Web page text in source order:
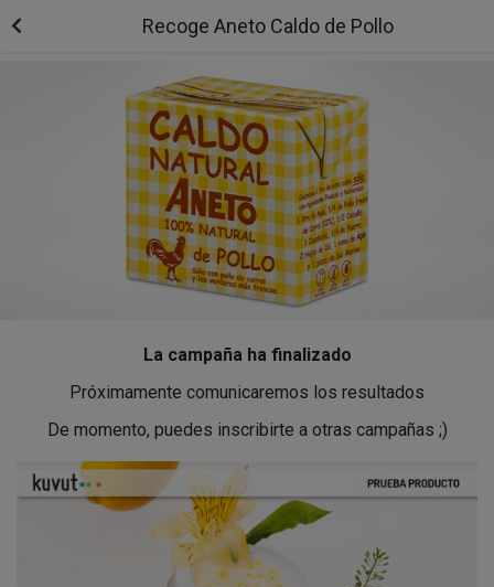
Recoge Aneto Caldo de Pollo
La campaña ha finalizado
Próximamente comunicaremos los resultados
De momento, puedes inscribirte a otras campañas ;)